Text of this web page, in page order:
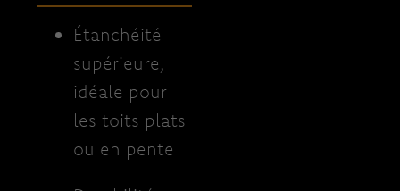
Étanchéité
supérieure,
idéale pour
les toits plats
ou en pente